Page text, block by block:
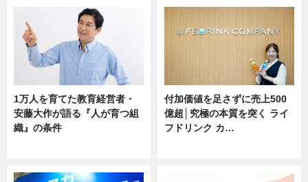
1万人を育てた教育経営者・
安藤大作が語る『人が育つ組
織』の条件
付加価値を足さずに売上500
億超│究極の本質を突く ライ
フドリンク カ…